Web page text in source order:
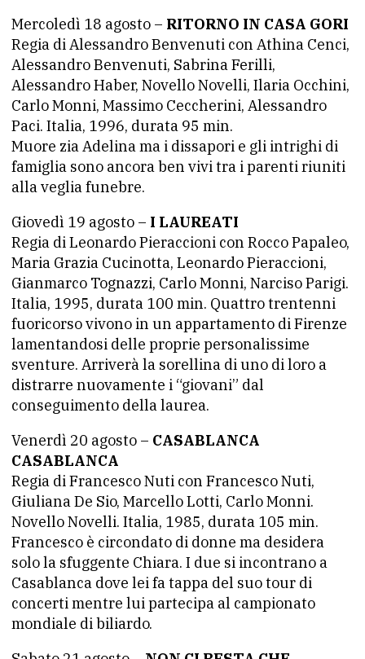
Mercoledì 18 agosto – RITORNO IN CASA GORI
Regia di Alessandro Benvenuti con Athina Cenci,
Alessandro Benvenuti, Sabrina Ferilli,
Alessandro Haber, Novello Novelli, Ilaria Occhini,
Carlo Monni, Massimo Ceccherini, Alessandro
Paci. Italia, 1996, durata 95 min.
Muore zia Adelina ma i dissapori e gli intrighi di
famiglia sono ancora ben vivi tra i parenti riuniti
alla veglia funebre.
Giovedì 19 agosto – I LAUREATI
Regia di Leonardo Pieraccioni con Rocco Papaleo,
Maria Grazia Cucinotta, Leonardo Pieraccioni,
Gianmarco Tognazzi, Carlo Monni, Narciso Parigi.
Italia, 1995, durata 100 min. Quattro trentenni
fuoricorso vivono in un appartamento di Firenze
lamentandosi delle proprie personalissime
sventure. Arriverà la sorellina di uno di loro a
distrarre nuovamente i “giovani” dal
conseguimento della laurea.
Venerdì 20 agosto – CASABLANCA
CASABLANCA
Regia di Francesco Nuti con Francesco Nuti,
Giuliana De Sio, Marcello Lotti, Carlo Monni.
Novello Novelli. Italia, 1985, durata 105 min.
Francesco è circondato di donne ma desidera
solo la sfuggente Chiara. I due si incontrano a
Casablanca dove lei fa tappa del suo tour di
concerti mentre lui partecipa al campionato
mondiale di biliardo.